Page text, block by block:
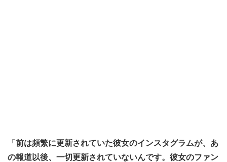
「 前は頻繁に更新されていた彼女のインスタグラムが、あ
の報道以後、一切更新されていないんです。彼女のファン